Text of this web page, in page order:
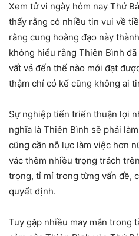
Xem tử vi ngày hôm nay Thứ
thấy rằng có nhiều tin vui về
rằng cung hoàng đạo này
không hiểu rằng Thiên Bình
vất vả đến thế nào mới đạt
thậm chí có kể cũng không ai
Sự nghiệp tiến triển thuận lợi
nghĩa là Thiên Bình sẽ phải
cũng cần nỗ lực làm việc hơn
vác thêm nhiều trọng trách
trọng, tỉ mỉ trong từng vấn đề,
quyết định.
Tuy gặp nhiều may mắn trong